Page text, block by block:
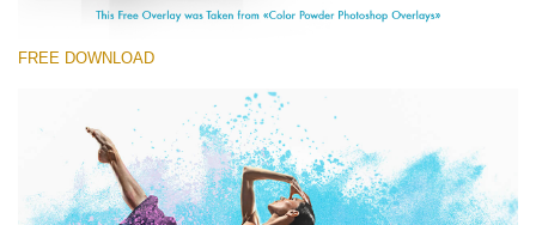
FREE DOWNLOAD